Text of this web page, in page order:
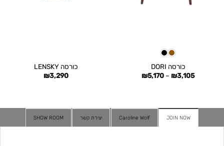
כורסה DORI
₪3,105
–
₪5,170
טווח
כורסה LENSKY
₪3,290
JOIN NOW
Caroline Wolf יצירת קשר SHOW ROOM